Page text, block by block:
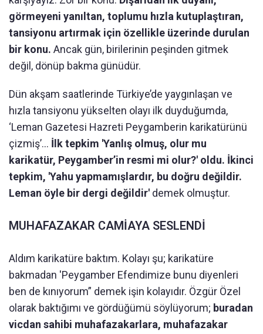
görmeyeni yanıltan, toplumu hızla kutuplaştıran,
tansiyonu artırmak için özellikle üzerinde durulan
bir konu. Ancak gün, birilerinin peşinden gitmek
değil, dönüp bakma günüdür.‎
Dün akşam saatlerinde Türkiye’de yaygınlaşan ve
hızla tansiyonu yükselten olayı ilk duyduğumda,
‘Leman Gazetesi Hazreti Peygamberin karikatürünü
çizmiş’... İlk tepkim 'Yanlış olmuş, olur mu
karikatür, Peygamber’in resmi mi olur?' oldu. İkinci
tepkim, 'Yahu yapmamışlardır, bu doğru değildir.
Leman öyle bir dergi değildir' demek olmuştur.
MUHAFAZAKAR CAMİAYA SESLENDİ
Aldım karikatüre baktım. Kolayı şu; karikatüre
bakmadan 'Peygamber Efendimize bunu diyenleri
ben de kınıyorum” demek işin kolayıdır. Özgür Özel
olarak baktığımı ve gördüğümü söylüyorum; buradan
vicdan sahibi muhafazakarlara, muhafazakar